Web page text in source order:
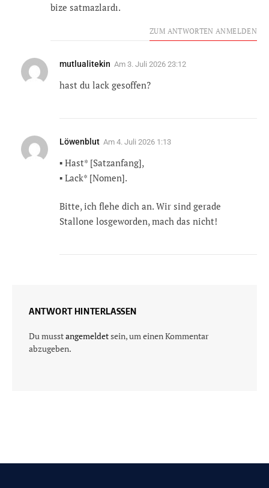
bize satmazlardı.
ZUM ANTWORTEN ANMELDEN
mutlualitekin Am 3. Juli 2026 23:12
hast du lack gesoffen?
Löwenblut Am 4. Juli 2026 1:13
▪︎ Hast* [Satzanfang],
▪︎ Lack* [Nomen].
Bitte, ich flehe dich an. Wir sind gerade
Stallone losgeworden, mach das nicht!
ANTWORT HINTERLASSEN
Du musstangemeldetsein, um einen Kommentar
abzugeben.